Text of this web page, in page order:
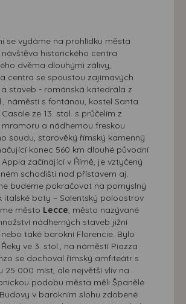
se vydáme na prohlídku města
návštěva historického centra
dvěma dlouhými zálivy,
centra se spoustou zajímavých
staveb - románská katedrála z
náměstí s fontánou, kostel Santa
ze 13. stol. s průčelím z
mramoru a nádhernou freskou
soudu, starověký římský kamenný
konec 560 km dlouhé původní
začínající v Římě, je vztyčený
schodišti nad přístavem aj.
budeme pokračovat na pomyslný
italské boty – Salentský poloostrov
město Lecce , město nazývané
nádherných staveb jižní
také barokní Florencie. Bylo
ve 3. stol., na náměstí Piazza
se dochoval římský amfiteátr s
25 000 míst, ale největší vliv na
podobu města měli Španělé
Budovy v barokním slohu zdobené